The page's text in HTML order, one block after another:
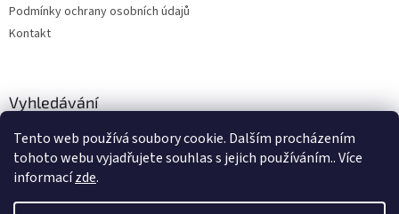
Tento web používá soubory cookie. Dalším procházením
tohoto webu vyjadřujete souhlas s jejich používáním.. Více
informacízde.
Podmínky ochrany osobních údajů
Kontakt
Vyhledávání
HLEDAT